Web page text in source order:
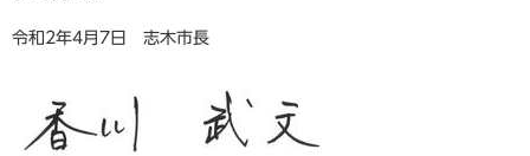
令和2年4月7日 志木市長